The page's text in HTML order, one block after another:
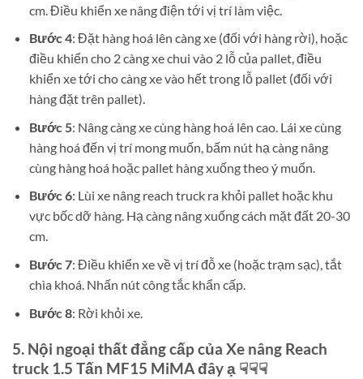
cm. Điều khiển xe nâng điện tới vị trí làm việc.
Bước 4: Đặt hàng hoá lên càng xe (đối với hàng rời), hoặc
điều khiển cho 2 càng xe chui vào 2 lỗ của pallet, điều
khiển xe tới cho càng xe vào hết trong lỗ pallet (đối với
hàng đặt trên pallet).
Bước 5: Nâng càng xe cùng hàng hoá lên cao. Lái xe cùng
hàng hoá đến vị trí mong muốn, bấm nút hạ càng nâng
cùng hàng hoá hoặc pallet hàng xuống theo ý muốn.
Bước 6: Lùi xe nâng reach truck ra khỏi pallet hoặc khu
vực bốc dỡ hàng. Hạ càng nâng xuống cách mặt đất 20-30
cm.
Bước 7: Điều khiển xe về vị trí đỗ xe (hoặc trạm sạc), tắt
chìa khoá. Nhấn nút công tắc khẩn cấp.
Bước 8: Rời khỏi xe.
5. Nội ngoại thất đẳng cấp của Xe nâng Reach
truck 1.5 Tấn MF15 MiMA đây ạ ☟☟☟